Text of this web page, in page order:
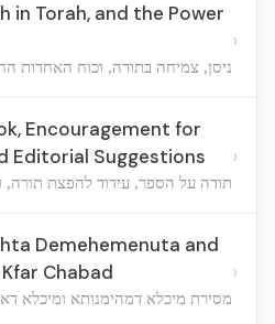
in Torah, and the Power
ניסן, צמיחה בתורה, וכוח האחדות
›
Encouragement for
Editorial Suggestions
תודה על הספר, עידוד להפצת תורה,
›
Demehemenuta and
Chabad
מסירת מיכלא דמהימנותא ומיכלא
›